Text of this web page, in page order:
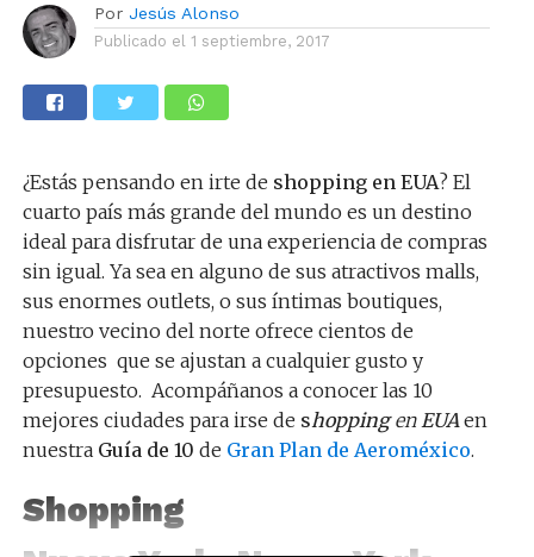
Por Jesús Alonso
Publicado el 1 septiembre, 2017
¿Estás pensando en irte de shopping en EUA? El
cuarto país más grande del mundo es un destino
ideal para disfrutar de una experiencia de compras
sin igual. Ya sea en alguno de sus atractivos malls,
sus enormes outlets, o sus íntimas boutiques,
nuestro vecino del norte ofrece cientos de
opciones que se ajustan a cualquier gusto y
presupuesto. Acompáñanos a conocer las 10
mejores ciudades para irse de shoppingen EUAen
nuestra Guía de 10 de Gran Plan de Aeroméxico.
Shopping